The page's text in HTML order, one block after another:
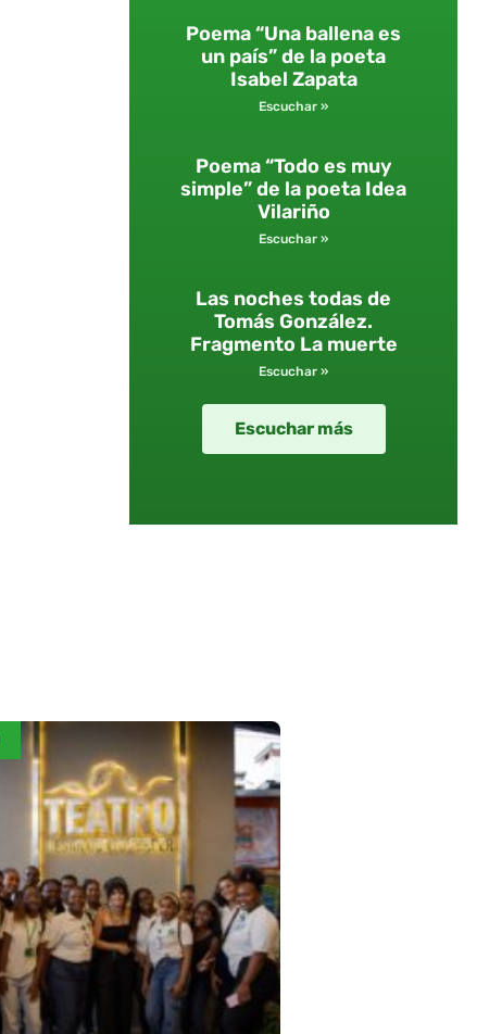
Poema “Una ballena es
un país” de la poeta
Isabel Zapata
Escuchar »
Poema “Todo es muy
simple” de la poeta Idea
Vilariño
Escuchar »
Las noches todas de
Tomás González.
Fragmento La muerte
Escuchar »
Escuchar más